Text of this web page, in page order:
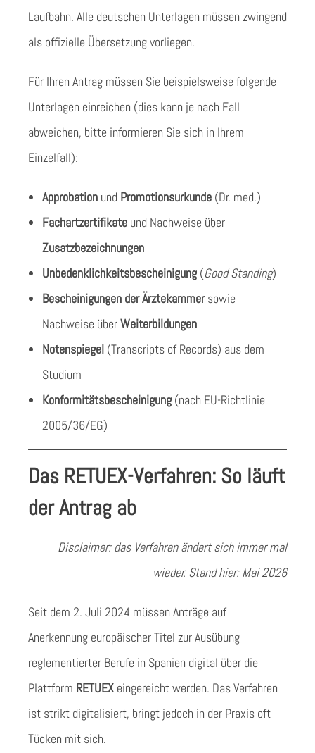
Laufbahn. Alle deutschen Unterlagen müssen zwingend
als offizielle Übersetzung vorliegen.
Für Ihren Antrag müssen Sie beispielsweise folgende
Unterlagen einreichen (dies kann je nach Fall
abweichen, bitte informieren Sie sich in Ihrem
Einzelfall):
Approbation und Promotionsurkunde (Dr. med.)
Fachartzertifikate und Nachweise über
Zusatzbezeichnungen
Unbedenklichkeitsbescheinigung (Good Standing)
Bescheinigungen der Ärztekammersowie
Nachweise überWeiterbildungen
Notenspiegel (Transcripts of Records) aus dem
Studium
Konformitätsbescheinigung (nach EU-Richtlinie
2005/36/EG)
Das RETUEX-Verfahren: So läuft
der Antrag ab
Disclaimer: das Verfahren ändert sich immer mal
wieder. Stand hier: Mai 2026
Seit dem 2. Juli 2024 müssen Anträge auf
Anerkennung europäischer Titel zur Ausübung
reglementierter Berufe in Spanien digital über die
Plattform RETUEX eingereicht werden. Das Verfahren
ist strikt digitalisiert, bringt jedoch in der Praxis oft
Tücken mit sich.